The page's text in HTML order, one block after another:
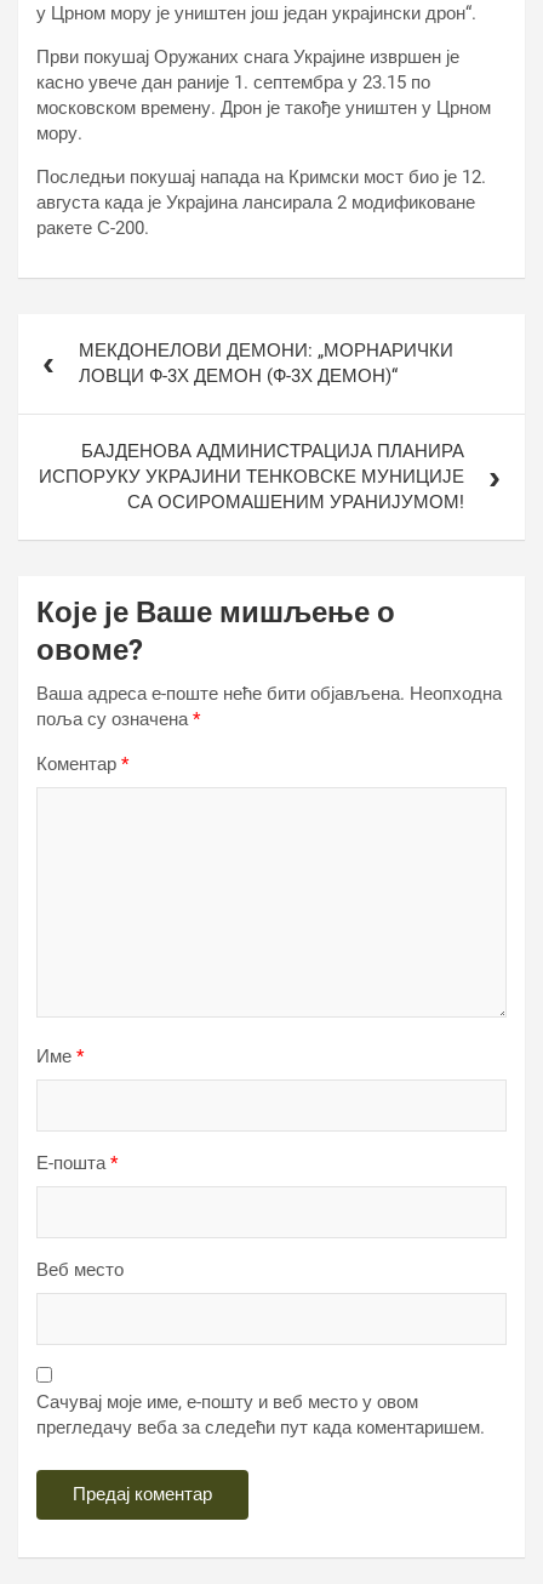
у Црном мору је уништен још један украјински дрон“.
Први покушај Оружаних снага Украјине извршен је
касно увече дан раније 1. септембра у 23.15 по
московском времену. Дрон је такође уништен у Црном
мору.
Последњи покушај напада на Кримски мост био је 12.
августа када је Украјина лансирала 2 модификоване
ракете С-200.
чланкаМЕКДОНЕЛОВИ ДЕМОНИ: „МОРНАРИЧКИ
ЛОВЦИ Ф-3Х ДЕМОН (Ф-3Х ДЕМОН)“
БАЈДЕНОВА АДМИНИСТРАЦИЈА ПЛАНИРА
ИСПОРУКУ УКРАЈИНИ ТЕНКОВСКЕ МУНИЦИЈЕ
СА ОСИРОМАШЕНИМ УРАНИЈУМОМ!
Које је Ваше мишљење о
овоме?
Ваша адреса е-поште неће бити објављена. Неопходна
поља су означена*
Коментар *
Име *
Е-пошта*
Веб место
Сачувај моје име, е-пошту и веб место у овом
прегледачу веба за следећи пут када коментаришем.